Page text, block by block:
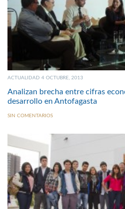
ACTUALIDAD 4 OCTUBRE, 2013
Analizan brecha entre cifras
desarrollo en Antofagasta
SIN COMENTARIOS